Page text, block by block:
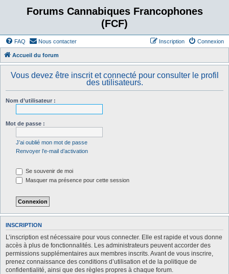
Forums Cannabiques Francophones
(FCF)
FAQ Nous contacter Connexion
Inscription
Accueil du forum
Vous devez être inscrit et connecté pour consulter le profil
des utilisateurs.
Nom d’utilisateur :
Mot de passe :
J’ai oublié mon mot de passe
Renvoyer l’e-mail d’activation
Se souvenir de moi
Masquer ma présence pour cette session
INSCRIPTION
L’inscription est nécessaire pour vous connecter. Elle est rapide et vous donne
accès à plus de fonctionnalités. Les administrateurs peuvent accorder des
permissions supplémentaires aux membres inscrits. Avant de vous inscrire,
prenez connaissance des conditions d’utilisation et de la politique de
confidentialité, ainsi que des règles propres à chaque forum.